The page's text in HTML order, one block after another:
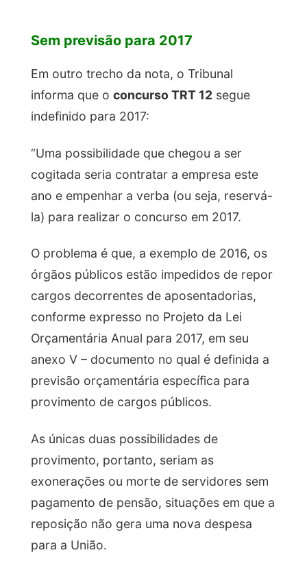
Sem previsão para 2017
Em outro trecho da nota, o Tribunal
informa que o concurso TRT 12segue
indefinido para 2017:
“Uma possibilidade que chegou a ser
cogitada seria contratar a empresa este
ano e empenhar a verba (ou seja, reservá-
la) para realizar o concurso em 2017.
O problema é que, a exemplo de 2016, os
órgãos públicos estão impedidos de repor
cargos decorrentes de aposentadorias,
conforme expresso no Projeto da Lei
Orçamentária Anual para 2017, em seu
anexo V – documento no qual é definida a
previsão orçamentária específica para
provimento de cargos públicos.
As únicas duas possibilidades de
provimento, portanto, seriam as
exonerações ou morte de servidores sem
pagamento de pensão, situações em que a
reposição não gera uma nova despesa
para a União.